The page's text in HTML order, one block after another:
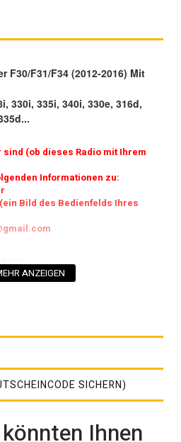
F30/F31/F34 (2012-2016) Mit
330i, 335i, 340i, 330e, 316d,
(ob dieses Radio mit Ihrem
Informationen zu:
Bild des Bedienfelds Ihres
ist parallel zur Augenlinie
und sichere
lustiger!
ANZEIGEN
SICHERN)
Ihnen